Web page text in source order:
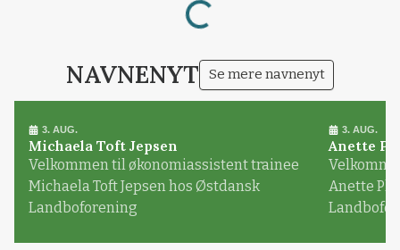
Loading...
NAVNENYT Se mere navnenyt
3. AUG.
Michaela Toft Jepsen
Velkommen til økonomiassistent trainee
Michaela Toft Jepsen hos Østdansk
Landboforening
3. AUG.
Anette
Anette